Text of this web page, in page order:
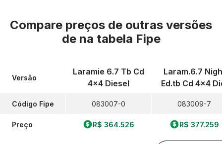
Compare preços de outras versões
de na tabela Fipe
Versão
Código Fipe
Preço
Laramie 6.7 Tb Cd
4x4 Diesel
083007-0
R$ 364.526
Laram.6.7
Ed.tb Cd 4x4
083009-7
R$ 377.259